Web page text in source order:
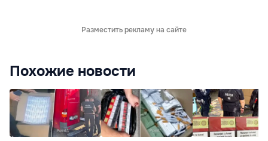
Разместить рекламу на сайте
Похожие новости